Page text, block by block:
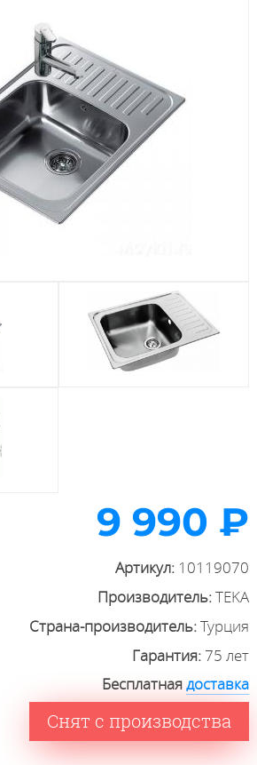
Стиральные машины
Холодильники
9 990 ₽
Артикул: 10119070
Производитель:TEKA
Страна-производитель:Турция
Гарантия: 75 лет
Бесплатнаядоставка
Снят с производства